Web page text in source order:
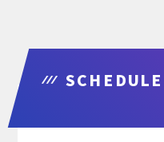
SCHEDULE